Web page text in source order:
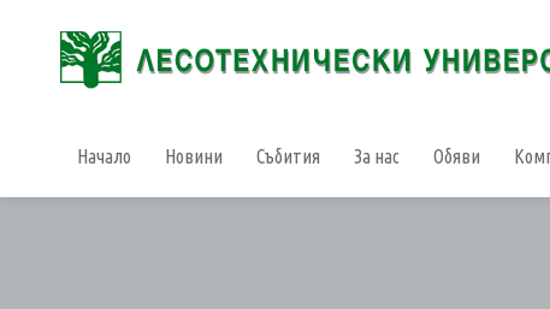
Начало Новини Събития За нас Обяви